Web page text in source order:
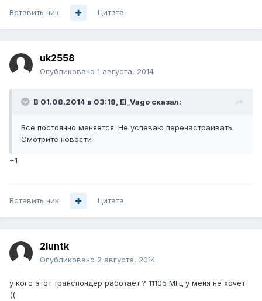
Вставить ник Цитата
uk2558
Опубликовано 1 августа, 2014
В 01.08.2014 в 03:18, El_Vago сказал:
Все постоянно меняется. Не успеваю перенастраивать.
Смотрите новости
+1
Вставить ник Цитата
2luntk
Опубликовано 2 августа, 2014
у кого этот транспондер работает ? 11105 МГц у меня не хочет
((